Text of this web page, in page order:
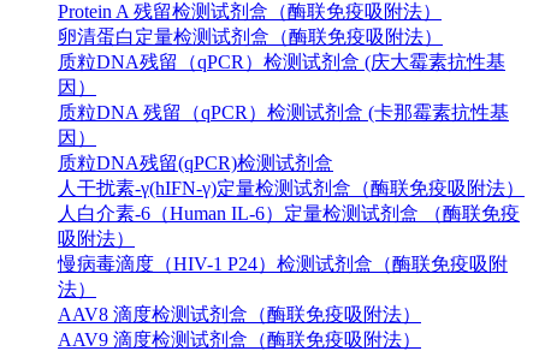
Protein A 残留检测试剂盒（酶联免疫吸附法）
卵清蛋白定量检测试剂盒（酶联免疫吸附法）
质粒DNA残留（qPCR）检测试剂盒 (庆大霉素抗性基
因）
质粒DNA 残留（qPCR）检测试剂盒 (卡那霉素抗性基
因）
质粒DNA残留(qPCR)检测试剂盒
人干扰素-γ(hIFN-γ)定量检测试剂盒（酶联免疫吸附法）
人白介素-6（Human IL-6）定量检测试剂盒 （酶联免疫
吸附法）
慢病毒滴度（HIV-1 P24）检测试剂盒（酶联免疫吸附
法）
AAV8 滴度检测试剂盒（酶联免疫吸附法）
AAV9 滴度检测试剂盒（酶联免疫吸附法）